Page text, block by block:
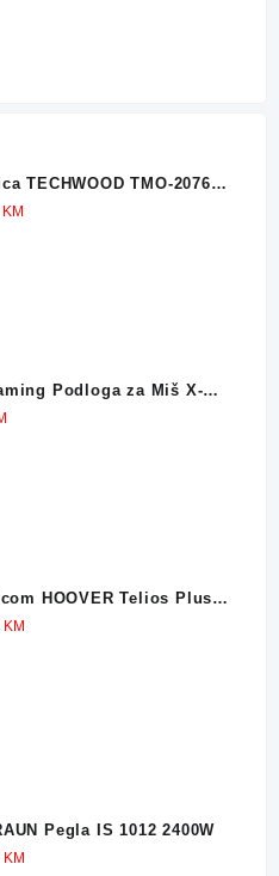
TECHWOOD TMO-2076
KM
Podloga za Miš X-
Telios Plus
KM
Pegla IS 1012 2400W
KM